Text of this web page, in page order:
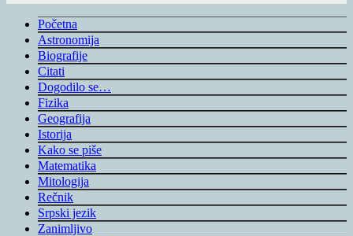
Početna
Astronomija
Biografije
Citati
Dogodilo se…
Fizika
Geografija
Istorija
Kako se piše
Matematika
Mitologija
Rečnik
Srpski jezik
Zanimljivo